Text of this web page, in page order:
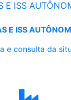
E ISS
E ISS
e consulta da